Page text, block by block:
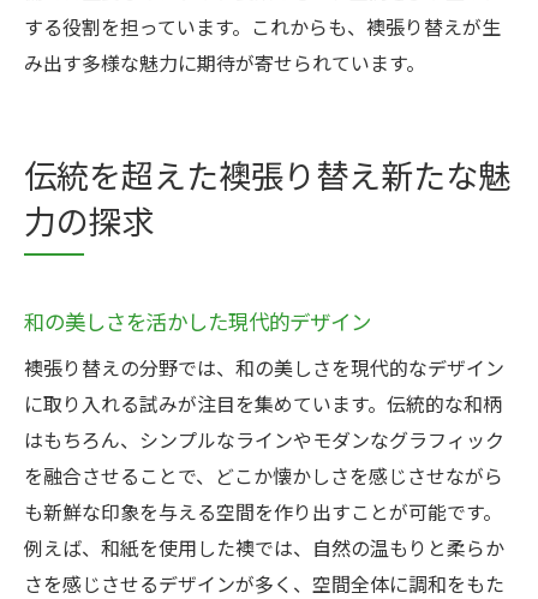
する役割を担っています。これからも、襖張り替えが生
み出す多様な魅力に期待が寄せられています。
伝統を超えた襖張り替え新たな魅
力の探求
和の美しさを活かした現代的デザイン
襖張り替えの分野では、和の美しさを現代的なデザイン
に取り入れる試みが注目を集めています。伝統的な和柄
はもちろん、シンプルなラインやモダンなグラフィック
を融合させることで、どこか懐かしさを感じさせながら
も新鮮な印象を与える空間を作り出すことが可能です。
例えば、和紙を使用した襖では、自然の温もりと柔らか
さを感じさせるデザインが多く、空間全体に調和をもた